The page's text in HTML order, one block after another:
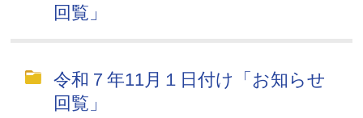
回覧」
令和７年11月１日付け「お知らせ
回覧」